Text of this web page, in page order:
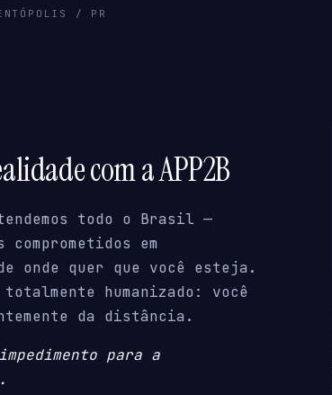
/ PR
com a APP2B
todo o Brasil —
comprometidos em
onde quer que você esteja.
humanizado: você
da distância.
para a